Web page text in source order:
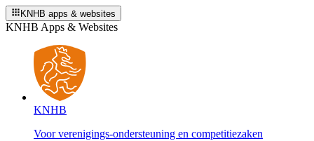
KNHB apps & websites
KNHB Apps & Websites
KNHB
Voor verenigings-ondersteuning en competitiezaken